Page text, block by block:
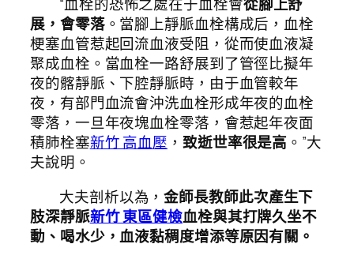
“血栓的恐怖之處在于血栓會從腳上舒
展，會零落。當腳上靜脈血栓構成后，血栓
梗塞血管惹起回流血液受阻，從而使血液凝
聚成血栓。當血栓一路舒展到了管徑比擬年
夜的髂靜脈、下腔靜脈時，由于血管較年
夜，有部門血流會沖洗血栓形成年夜的血栓
零落，一旦年夜塊血栓零落，會惹起年夜面
積肺栓塞新竹 高血壓 ， 致逝世率很是高 。”大
夫說明。
大夫剖析以為，金師長教師此次產生下
肢深靜脈新竹 東區健檢血栓與其打牌久坐不
動、喝水少，血液黏稠度增添等原因有關。